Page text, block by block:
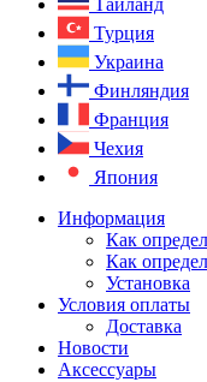
Таиланд
Турция
Украина
Финляндия
Франция
Чехия
Япония
Информация
Как
Как
Установка
Условия оплаты
Доставка
Новости
Аксессуары